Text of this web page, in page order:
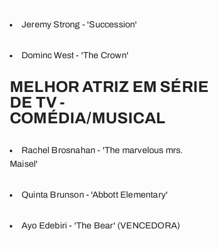
Jeremy Strong - 'Succession'
Dominc West - 'The Crown'
MELHOR ATRIZ EM SÉRIE
DE TV -
COMÉDIA/MUSICAL
Rachel Brosnahan - 'The marvelous mrs.
Maisel'
Quinta Brunson - 'Abbott Elementary'
Ayo Edebiri - 'The Bear' (VENCEDORA)